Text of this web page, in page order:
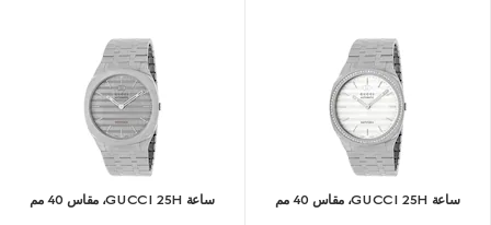
ساعة GUCCI 25H، مقاس 40 مم ساعة GUCCI 25H، مقاس 40 مم